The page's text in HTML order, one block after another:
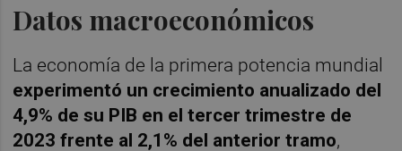
Datos macroeconómicos
La economía de la primera potencia mundial
experimentó un crecimiento anualizado del
4,9% de su PIB en el tercer trimestre de
2023 frente al 2,1% del anterior tramo,